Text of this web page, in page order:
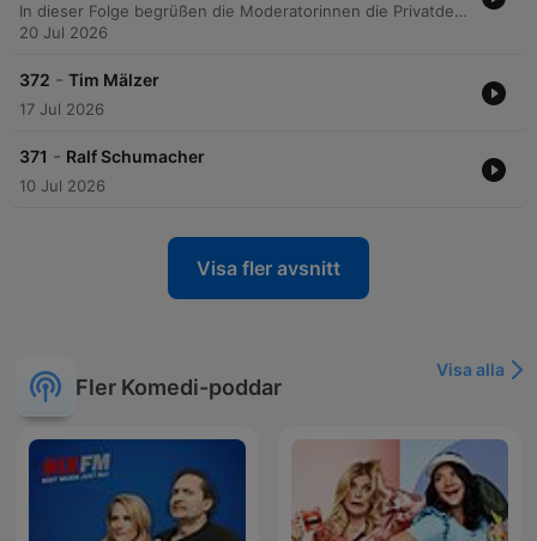
In dieser Folge begrüßen die Moderatorinnen die Privatdetektivin Lena Körner, die spannende Einblicke in ihren beruflichen Alltag gibt. Das Gespräch beleuchtet Methoden der Online-Recherche, die rechtlichen Grenzen bei Observationen sowie die Herausforderungen, bei der Suche nach vermissten Personen oder der Aufdeckung von Untreue professionell und seriös zu bleiben. Zudem diskutieren die Sprecherinnen über skurrile Erlebnisse, die Bedeutung von Intuition und die saisonalen Schwankungen in der Detektei. Die Folge endet mit einem spielerischen Szenario zur Erstellung einer Checkliste für Betrug sowie einem Ausblick auf das nächste Thema: die Traumdeutung.
20 Jul 2026
372 - Tim Mälzer
17 Jul 2026
371 - Ralf Schumacher
10 Jul 2026
Visa fler avsnitt
Fler Komedi-poddar
Visa alla